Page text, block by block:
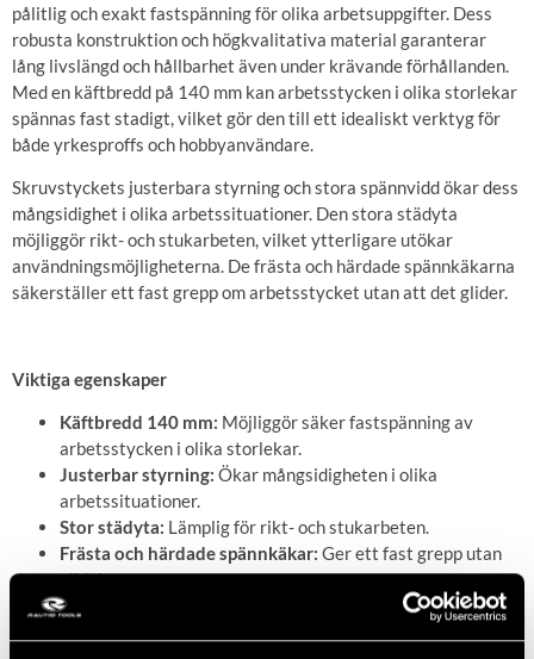
pålitlig och exakt fastspänning för olika arbetsuppgifter. Dess
robusta konstruktion och högkvalitativa material garanterar
lång livslängd och hållbarhet även under krävande förhållanden.
Med en käftbredd på 140 mm kan arbetsstycken i olika storlekar
spännas fast stadigt, vilket gör den till ett idealiskt verktyg för
både yrkesproffs och hobbyanvändare.
Skruvstyckets justerbara styrning och stora spännvidd ökar dess
mångsidighet i olika arbetssituationer. Den stora städyta
möjliggör rikt- och stukarbeten, vilket ytterligare utökar
användningsmöjligheterna. De frästa och härdade spännkäkarna
säkerställer ett fast grepp om arbetsstycket utan att det glider.
Viktiga egenskaper
Käftbredd 140 mm: Möjliggör säker fastspänning av
arbetsstycken i olika storlekar.
Justerbar styrning: Ökar mångsidigheten i olika
arbetssituationer.
Stor städyta: Lämplig för rikt- och stukarbeten.
Frästa och härdade spännkäkar: Ger ett fast grepp utan
glidning.
Robust konstruktion:
Tål hård användning och garanterar